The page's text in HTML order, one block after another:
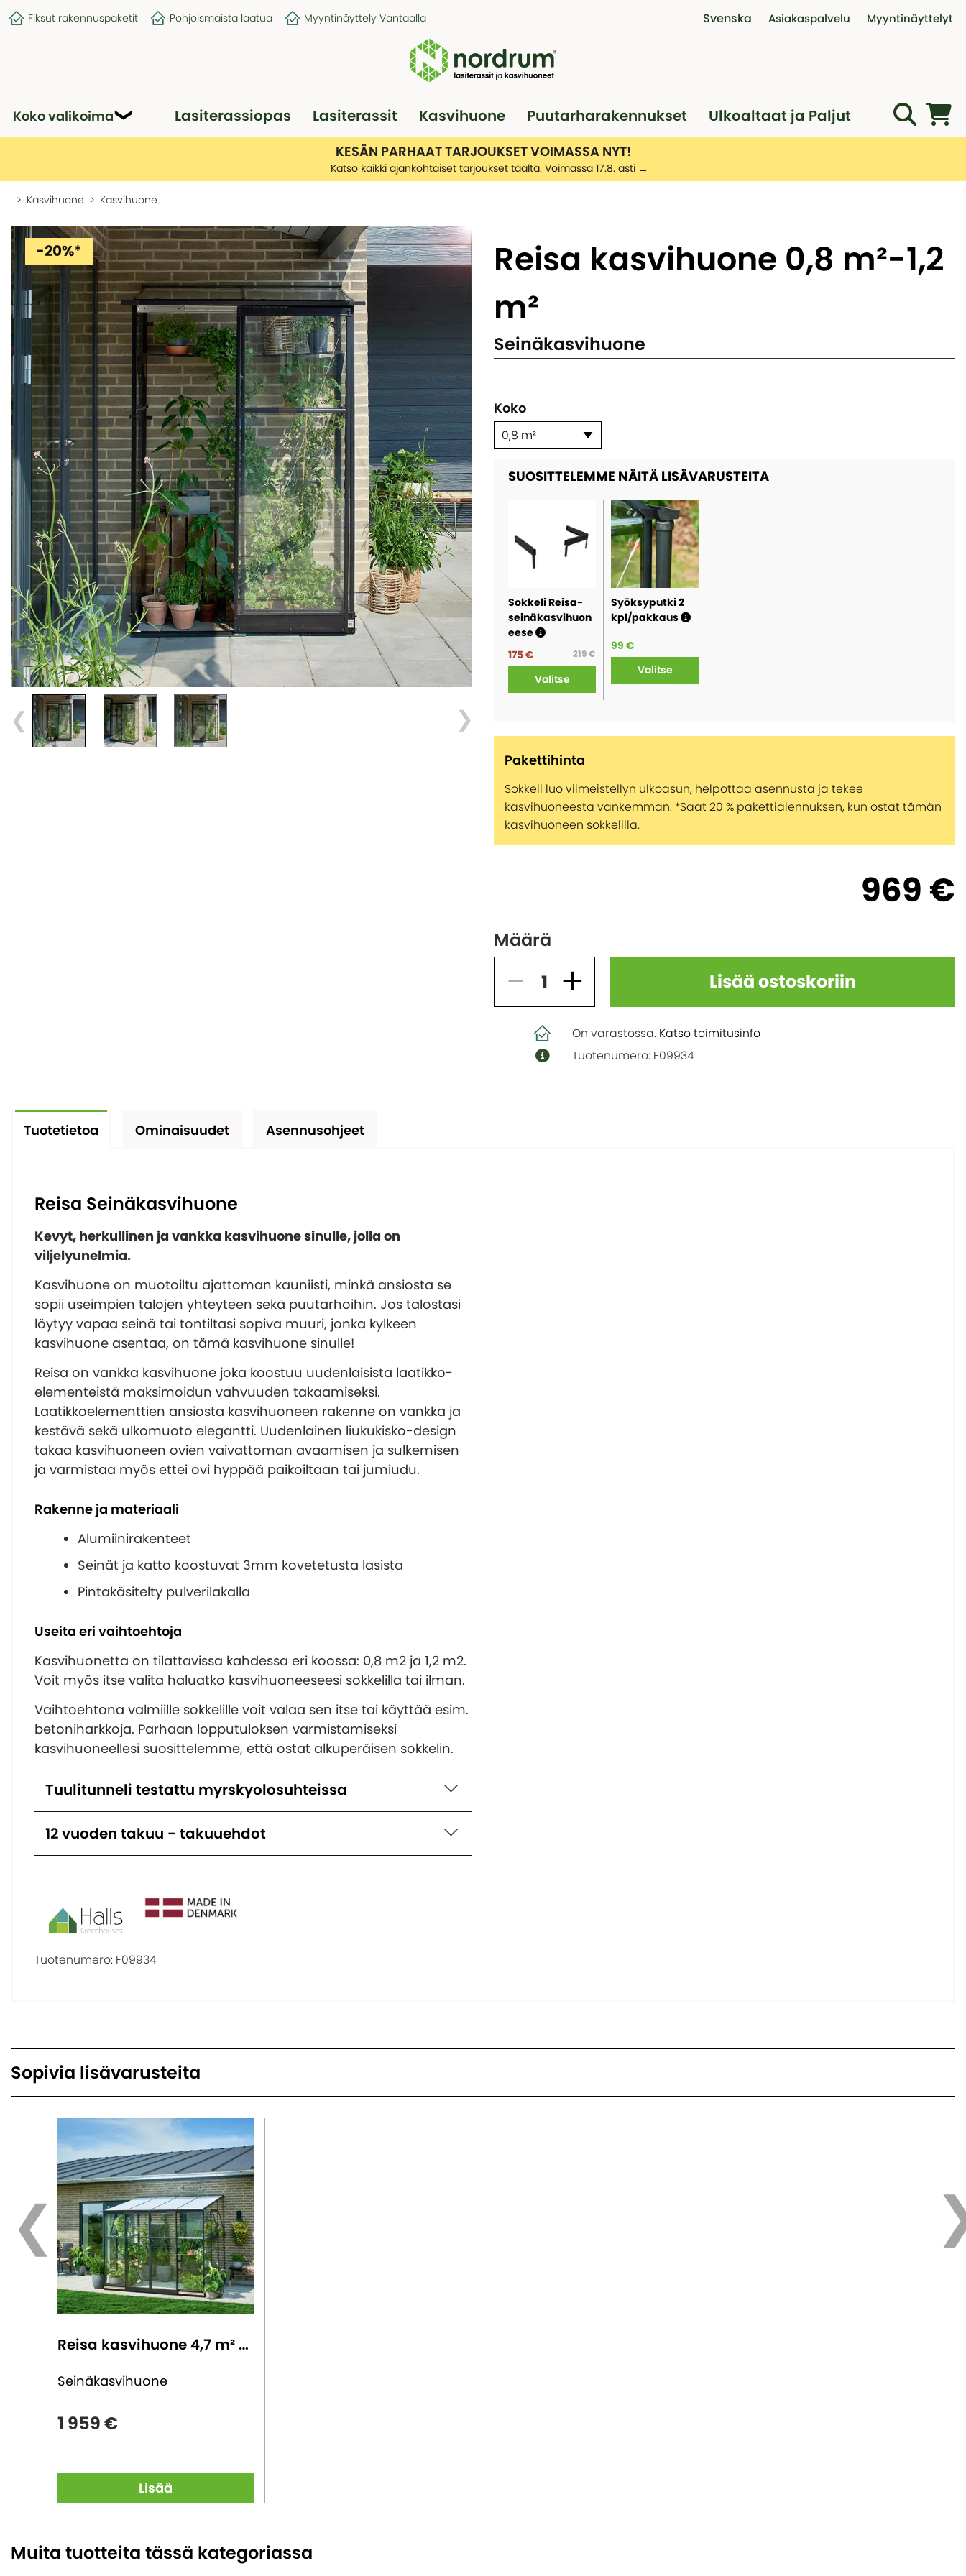
Fiksut rakennuspaketit Pohjoismaista laatua Myyntinäyttely Vantaalla Svenska Asiakaspalvelu
Palautus, reklamaatio ja
Asennusapua
Myyntinäyttelyt
Koko valikoima Lasiterassiopas Lasiterassit Kasvihuone Puutarharakennukset
Ulkoaltaat ja Paljut
Pergola
Autotallit
KESÄN PARHAAT TARJOUKSET VOIMASSA NYT!
Katso kaikki ajankohtaiset tarjoukset täältä. Voimassa 17.8. asti
Kasvihuone Kasvihuone
-20%*
Reisa kasvihuone 0,8 m²-1,2
m²
Seinäkasvihuone
Koko
0,8 m²
SUOSITTELEMME NÄITÄ LISÄVARUSTEITA
Sokkeli Reisa-
seinäkasvihuon
eese
175 €
219 €
Valitse
Syöksyputki 2
kpl/pakkaus
99 €
Valitse
Pakettihinta
Sokkeli luo viimeistellyn ulkoasun, helpottaa asennusta ja tekee
kasvihuoneesta vankemman. *Saat 20 % pakettialennuksen, kun ostat tämän
kasvihuoneen sokkelilla.
969 €
Määrä
Lisää ostoskoriin
On varastossa. Katso toimitusinfo
Tuotenumero: F09934
Tuotetietoa Ominaisuudet Asennusohjeet
Reisa Seinäkasvihuone
Kevyt, herkullinen ja vankka kasvihuone sinulle, jolla on
viljelyunelmia.
Kasvihuone on muotoiltu ajattoman kauniisti, minkä ansiosta se
sopii useimpien talojen yhteyteen sekä puutarhoihin. Jos talostasi
löytyy vapaa seinä tai tontiltasi sopiva muuri, jonka kylkeen
kasvihuone asentaa, on tämä kasvihuone sinulle!
Reisa on vankka kasvihuone joka koostuu uudenlaisista laatikko-
elementeistä maksimoidun vahvuuden takaamiseksi.
Laatikkoelementtien ansiosta kasvihuoneen rakenne on vankka ja
kestävä sekä ulkomuoto elegantti. Uudenlainen liukukisko-design
takaa kasvihuoneen ovien vaivattoman avaamisen ja sulkemisen
ja varmistaa myös ettei ovi hyppää paikoiltaan tai jumiudu.
Rakenne ja materiaali
Alumiinirakenteet
Seinät ja katto koostuvat 3mm kovetetusta lasista
Pintakäsitelty pulverilakalla
Useita eri vaihtoehtoja
Kasvihuonetta on tilattavissa kahdessa eri koossa: 0,8 m2 ja 1,2 m2.
Voit myös itse valita haluatko kasvihuoneeseesi sokkelilla tai ilman.
Vaihtoehtona valmiille sokkelille voit valaa sen itse tai käyttää esim.
betoniharkkoja. Parhaan lopputuloksen varmistamiseksi
kasvihuoneellesi suosittelemme, että ostat alkuperäisen sokkelin.
Tuulitunneli testattu myrskyolosuhteissa
12 vuoden takuu - takuuehdot
Tuotenumero: F09934
Sopivia lisävarusteita
Reisa kasvihuone 4,7 m² - 7,1 m²
Seinäkasvihuone
1 959 €
Lisää
Muita tuotteita tässä kategoriassa